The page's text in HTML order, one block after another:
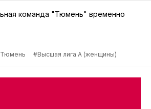
команда "Тюмень" временно
Тюмень
#Высшая лига А (женщины)